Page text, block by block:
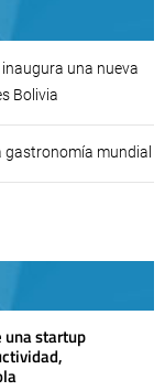
una nueva
Bolivia
gastronomía mundial
una startup